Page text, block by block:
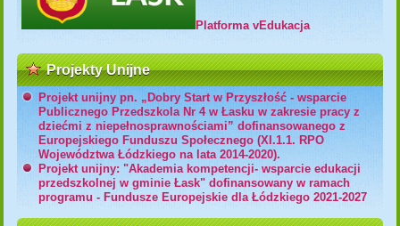
Platforma vEdukacja
Projekty Unijne
Projekt unijny pn. „Dobry Start w Przyszłość - wsparcie
Publicznego Przedszkola Nr 4 w Łasku w zakresie pracy z
dziećmi z niepełnosprawnościami” dofinansowanego z
Europejskiego Funduszu Społecznego (XI.1.1. RPO
Województwa Łódzkiego na lata 2014-2020).
Projekt unijny: "Akademia kompetencji- wsparcie edukacji
przedszkolnej w gminie Łask" dofinansowany w ramach
programu - Fundusze Europejskie dla Łódzkiego 2021-2027